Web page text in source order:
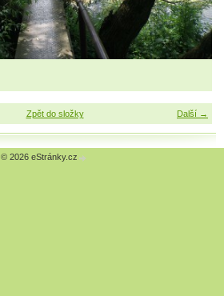
Další →
Zpět do složky
© 2026 eStránky.cz